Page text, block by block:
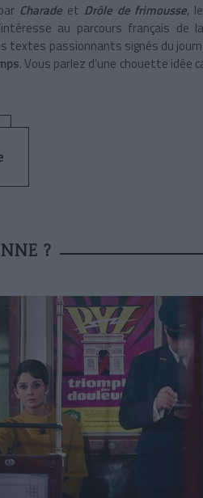
Charade et Drôle de frimousse,
au parcours français de
textes passionnants signés du
. Vous parlez d’une chouette idée
?